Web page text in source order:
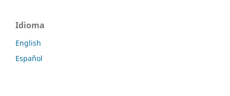
Idioma
English
Español